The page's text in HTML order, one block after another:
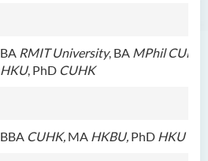
BA RMIT University, BA MPhil CUHK
HKU, PhD CUHK
BBA CUHK, MA HKBU, PhD HKU
何啟龍博士